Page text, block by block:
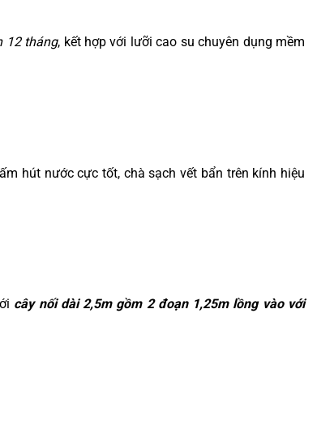
12 tháng, kết hợp với lưỡi cao su chuyên dụng mềm
hút nước cực tốt, chà sạch vết bẩn trên kính hiệu
cây nối dài 2,5m gồm 2 đoạn 1,25m lồng vào với